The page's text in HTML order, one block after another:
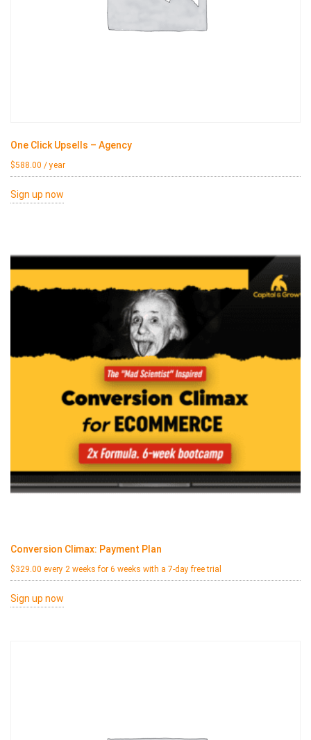
One Click Upsells – Agency
$588.00 / year
Sign up now
Conversion Climax: Payment Plan
$329.00 every 2 weeks for 6 weeks with a 7-day free trial
Sign up now